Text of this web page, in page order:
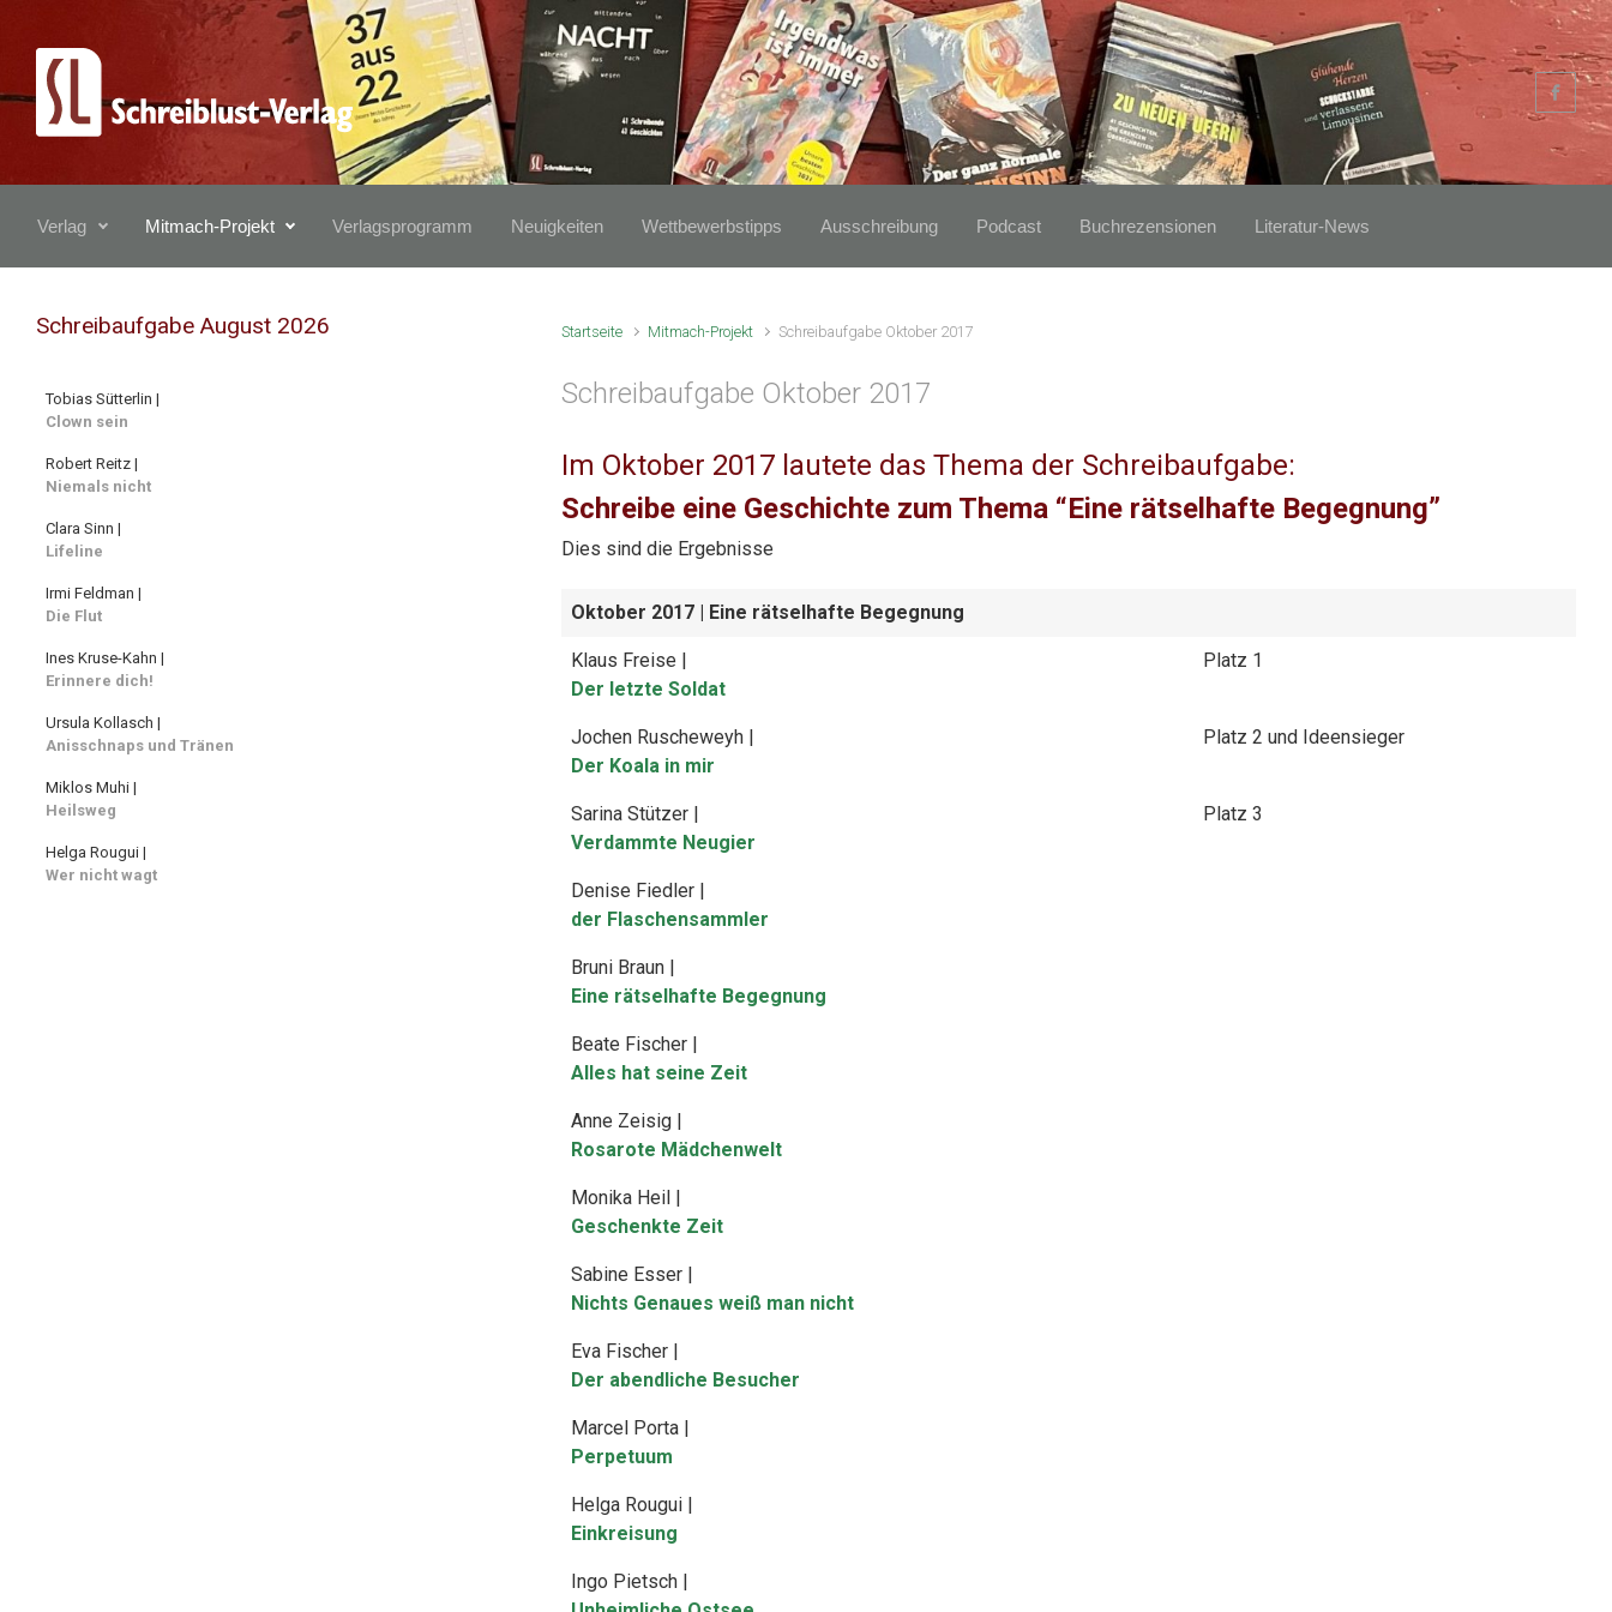
Zum Hauptinhalt springen
Verlag Mitmach-Projekt Verlagsprogramm Neuigkeiten Wettbewerbstipps Ausschreibung Podcast Buchrezensionen Literatur-News
Startseite Mitmach-Projekt Schreibaufgabe Oktober 2017
Schreibaufgabe Oktober 2017
Im Oktober 2017 lautete das Thema der Schreibaufgabe:
Schreibe eine Geschichte zum Thema “Eine rätselhafte Begegnung”
Dies sind die Ergebnisse
Oktober 2017 | Eine rätselhafte Begegnung
Klaus Freise |
Der letzte Soldat
Platz 1
Jochen Ruscheweyh |
Der Koala in mir
Platz 2 und Ideensieger
Sarina Stützer |
Verdammte Neugier
Platz 3
Denise Fiedler |
der Flaschensammler
Bruni Braun |
Eine rätselhafte Begegnung
Beate Fischer |
Alles hat seine Zeit
Anne Zeisig |
Rosarote Mädchenwelt
Monika Heil |
Geschenkte Zeit
Sabine Esser |
Nichts Genaues weiß man nicht
Eva Fischer |
Der abendliche Besucher
Marcel Porta |
Perpetuum
Helga Rougui |
Einkreisung
Ingo Pietsch |
Schreibaufgabe August 2026
Tobias Sütterlin |
Clown sein
Robert Reitz |
Niemals nicht
Clara Sinn |
Lifeline
Irmi Feldman |
Die Flut
Ines Kruse-Kahn |
Erinnere dich!
Ursula Kollasch |
Anisschnaps und Tränen
Miklos Muhi |
Heilsweg
Helga Rougui |
Wer nicht wagt